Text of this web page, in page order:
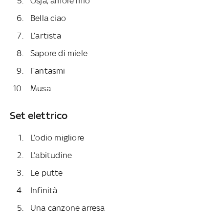
Bella ciao
L’artista
Sapore di miele
Fantasmi
Musa
Set elettrico
L’odio migliore
L’abitudine
Le putte
Infinità
Una canzone arresa